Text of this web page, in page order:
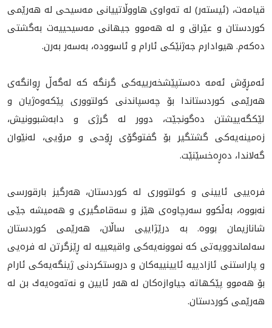
قيامه‌ت، (ئيسته‌ر) له‌ ته‌واوى هاووڵاتييانى مه‌سيحی له‌ هه‌رێمى
كوردستان و عێراق و له‌ هه‌موو جيهانى مه‌سيحییەت به‌گشتى
ده‌كه‌م. هيوادارم جه‌ژنێكى ئارام و ئاسووده‌، به‌سه‌ر به‌رن.
ئەمڕۆش ئه‌مه‌ دەستپێشخەرییەکی گرنگه‌ کە لەگەڵ ڕوانگه‌ى
هەرێمی کوردستاندا بۆ چەسپاندنی کولتووری پێکەوەژیان و
لێكگەییشتن دەگونجێت، دوور لە گرژی و دابەشبوونيش،
زه‌مينه‌يه‌كى گشتگیر بۆ گفتوگۆی ڕۆحی و مرۆیی، لەنێوان
گەلاندا، ده‌ڕه‌خسێنێت.
فرەیيی ئایینی و کولتووری لە کوردستان، هەرگیز بارقورسى
نەبووە، بەڵکوو سەرچاوەی هێز و سەقامگیری و هه‌ميشه‌ جێى
شانازيمان بووه‌. به‌ درێژاييى ساڵان، هەرێمى كوردستان
سەلماندوویەتی کە نموونەیەکی واقیعییە لە ڕێزگرتن لە فرەیی
و پاراستنی ئازادییە ئایینیيەکان و دروستکردنی ژینگەیەکی ئارام
بۆ هه‌موو پێکهاتە جیاوازەکان له‌ هه‌ر ئايين و نه‌ته‌وه‌يه‌ك بن لە
هەرێمی كوردستان.